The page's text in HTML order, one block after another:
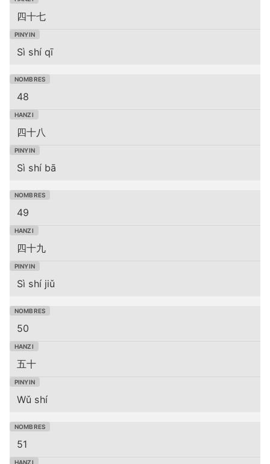
四十七
Sì shí qī
48
四十八
Sì shí bā
49
四十九
Sì shí jiǔ
50
五十
Wǔ shí
51